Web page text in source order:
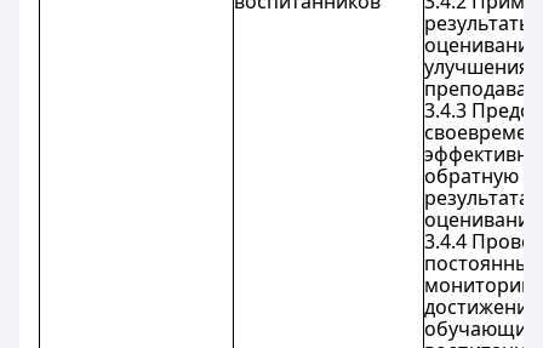
результаты
улучшения
3.4.3
обратную
результатам
3.4.4
постоянный
достижений